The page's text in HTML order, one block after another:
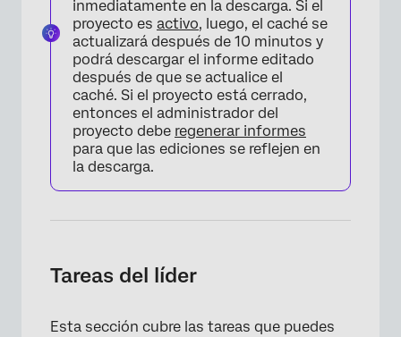
inmediatamente en la descarga. Si el
proyecto es activo, luego, el caché se
actualizará después de 10 minutos y
podrá descargar el informe editado
después de que se actualice el
caché. Si el proyecto está cerrado,
entonces el administrador del
proyecto debe regenerar informes
para que las ediciones se reflejen en
la descarga.
Tareas del líder
Esta sección cubre las tareas que puedes